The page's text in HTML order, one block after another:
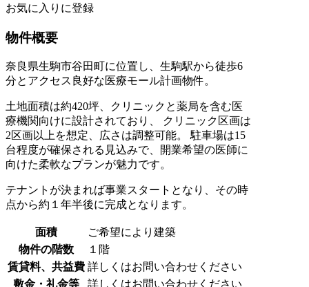
お気に入りに登録
物件概要
奈良県生駒市谷田町に位置し、生駒駅から徒歩6
分とアクセス良好な医療モール計画物件。
土地面積は約420坪、クリニックと薬局を含む医
療機関向けに設計されており、 クリニック区画は
2区画以上を想定、広さは調整可能。 駐車場は15
台程度が確保される見込みで、開業希望の医師に
向けた柔軟なプランが魅力です。
テナントが決まれば事業スタートとなり、その時
点から約１年半後に完成となります。
面積
ご希望により建築
物件の階数
１階
賃貸料、共益費 詳しくはお問い合わせください
敷金・礼金等
詳しくはお問い合わせください